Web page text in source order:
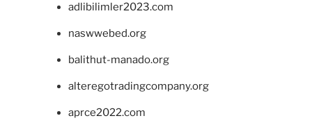
adlibilimler2023.com
naswwebed.org
balithut-manado.org
alteregotradingcompany.org
aprce2022.com